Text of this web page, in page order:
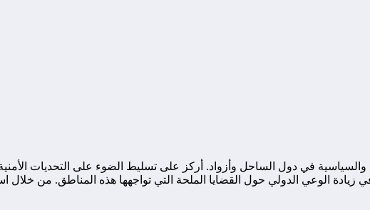
في دول الساحل وأزواد. أركز على تسليط الضوء على التحديات
الوعي الدولي حول القضايا الملحة التي تواجهها هذه المناطق. من خلال